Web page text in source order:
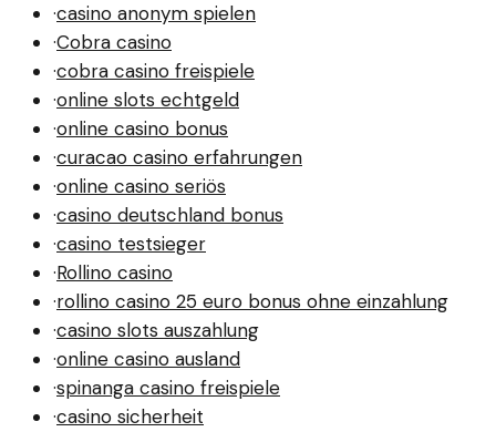
·casino anonym spielen
·Cobra casino
·cobra casino freispiele
·online slots echtgeld
·online casino bonus
·curacao casino erfahrungen
·online casino seriös
·casino deutschland bonus
·casino testsieger
·Rollino casino
·rollino casino 25 euro bonus ohne einzahlung
·casino slots auszahlung
·online casino ausland
·spinanga casino freispiele
·casino sicherheit